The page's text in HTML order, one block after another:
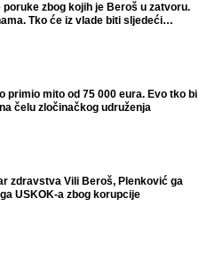
poruke zbog kojih je Beroš u zatvoru.
Tko će iz vlade biti sljedeći
primio mito od 75 000 eura. Evo tko bi
čelu zločinačkog udruženja
zdravstva Vili Beroš, Plenković ga
USKOK-a zbog korupcije